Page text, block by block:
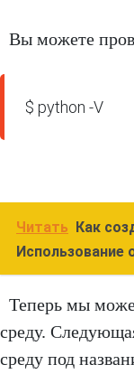
Вы можете
$ python -V
Читать
Как
Использование
Теперь мы
среду.
среду под